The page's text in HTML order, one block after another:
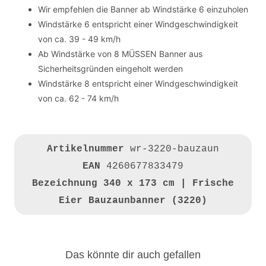
Wir empfehlen die Banner ab Windstärke 6 einzuholen
Windstärke 6 entspricht einer Windgeschwindigkeit
von ca. 39 - 49 km/h
Ab Windstärke von 8 MÜSSEN Banner aus
Sicherheitsgründen eingeholt werden
Windstärke 8 entspricht einer Windgeschwindigkeit
von ca. 62 - 74 km/h
Artikelnummer wr-3220-bauzaun
EAN 4260677833479
Bezeichnung 340 x 173 cm | Frische
Eier Bauzaunbanner (3220)
Das könnte dir auch gefallen